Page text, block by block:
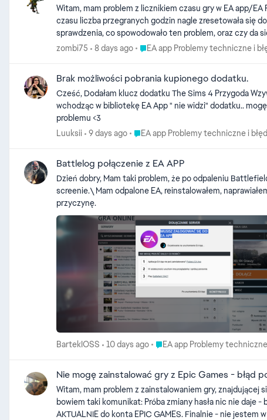
Witam, mam problem z licznikiem czasu gry w EA app/EA Play. Mój postęp w grze Plants vs Zombies Garden Warfare został zachowany i mogę normalnie kontynuować rozgrywkę,
czasu liczba przegranych godzin nagle zresetowała się do zera
zombi75
8 days ago Place EA app Problemy techniczne i
EA app Problemy techniczne i
Brak możliwości pobrania kupionego dodatku.
Cześć, Dodałam klucz dodatku The Sims 4 Przygoda Wzywa do EA App. Aplikacja zaakceptowała klucz i zapytała o pobranie, kliknęłam, że ma na razie nie pobierać dodatku. Obecnie
wchodząc w bibliotekę EA App " nie widzi" dodatku..
problemu <3
Luuksii 9 days ago Place EA app Problemy techniczne i
EA app Problemy techniczne i
Battlelog połączenie z EA APP
Dzień dobry, Mam taki problem, że po odpaleniu Battlefield hardline przełącza mnie na battleloga, co jest oczywistością, ale po wybraniu serwera i próbie dołączenia wyskakuje okienko takie jak na
screenie.\ Mam odpalone EA, reinstalowałem, naprawiałem, usuwałem cache. W chwili kliknięcia otwiera się na ułamek sekundy okienko próba połączenia z EA APP i znika. Nie wiem gdzie znajdę
przyczynę.
BartekIOSS 10 days ago Place EA app Problemy
EA app Problemy
Nie mogę zainstalować gry z Epic Games - błąd
Witam, mam problem z zainstalowaniem gry, znajdującej
bowiem taki komunikat: Próba zmiany hasła nic nie daje - bowiem mamy wybór na jakiego maila zmieniamy to hasło, natomiast nie przekierowuje ta opcja do zmiany hasła w mailu PRZYPISANYM
AKTUALNIE do konta EPIC GAMES. Finalnie - nie jestem w stanie/nie potrafię znaleźć rozwiązania na rozłączenie połączenia między tymi dwoma platformami. Nie wiem nawet jakie konto jest